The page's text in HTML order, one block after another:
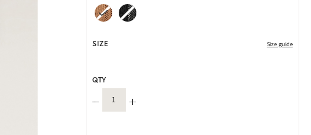
SIZE Size guide
QTY